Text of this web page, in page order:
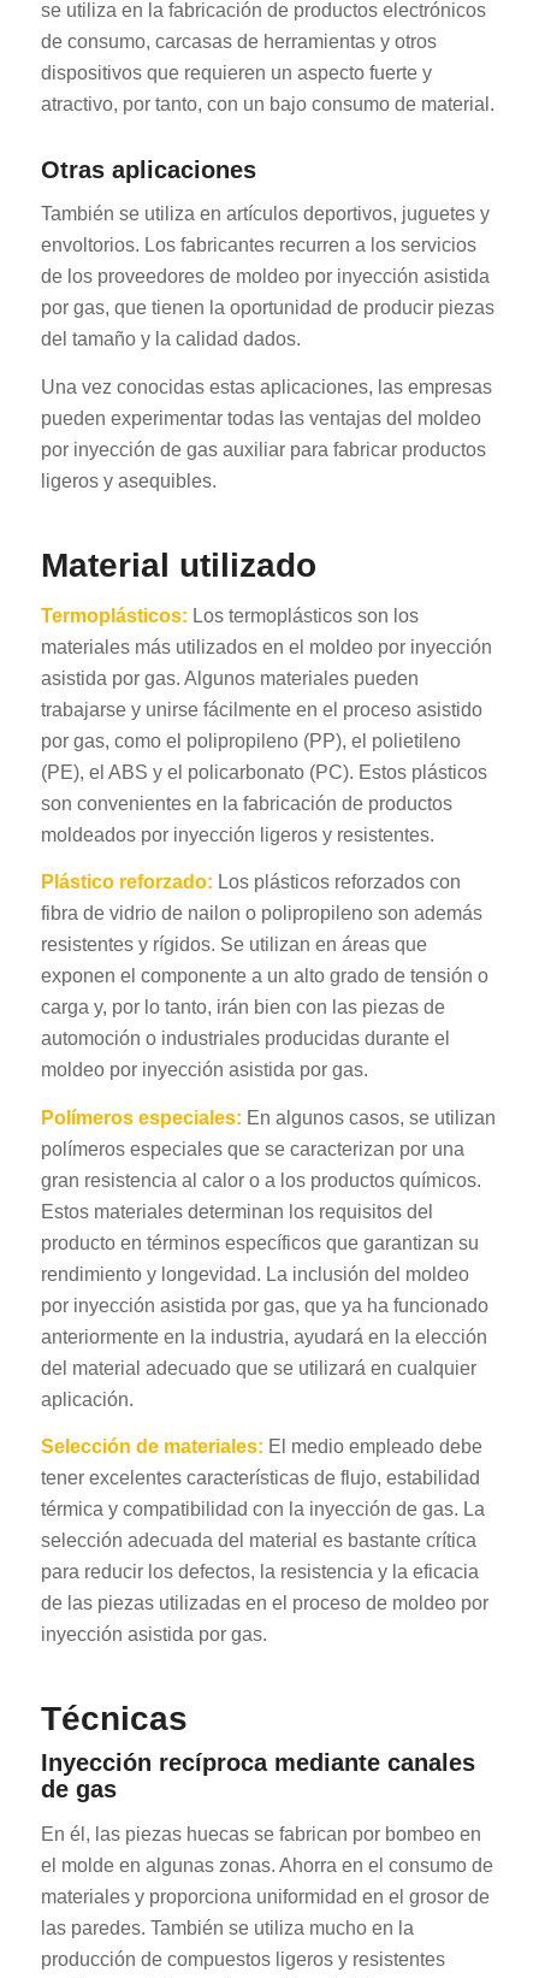
se utiliza en la fabricación de productos electrónicos
de consumo, carcasas de herramientas y otros
dispositivos que requieren un aspecto fuerte y
atractivo, por tanto, con un bajo consumo de material.
Otras aplicaciones
También se utiliza en artículos deportivos, juguetes y
envoltorios. Los fabricantes recurren a los servicios
de los proveedores de moldeo por inyección asistida
por gas, que tienen la oportunidad de producir piezas
del tamaño y la calidad dados.
Una vez conocidas estas aplicaciones, las empresas
pueden experimentar todas las ventajas del moldeo
por inyección de gas auxiliar para fabricar productos
ligeros y asequibles.
Material utilizado
Termoplásticos: Los termoplásticos son los
materiales más utilizados en el moldeo por inyección
asistida por gas. Algunos materiales pueden
trabajarse y unirse fácilmente en el proceso asistido
por gas, como el polipropileno (PP), el polietileno
(PE), el ABS y el policarbonato (PC). Estos plásticos
son convenientes en la fabricación de productos
moldeados por inyección ligeros y resistentes.
Plástico reforzado: Los plásticos reforzados con
fibra de vidrio de nailon o polipropileno son además
resistentes y rígidos. Se utilizan en áreas que
exponen el componente a un alto grado de tensión o
carga y, por lo tanto, irán bien con las piezas de
automoción o industriales producidas durante el
moldeo por inyección asistida por gas.
Polímeros especiales: En algunos casos, se utilizan
polímeros especiales que se caracterizan por una
gran resistencia al calor o a los productos químicos.
Estos materiales determinan los requisitos del
producto en términos específicos que garantizan su
rendimiento y longevidad. La inclusión del moldeo
por inyección asistida por gas, que ya ha funcionado
anteriormente en la industria, ayudará en la elección
del material adecuado que se utilizará en cualquier
aplicación.
Selección de materiales: El medio empleado debe
tener excelentes características de flujo, estabilidad
térmica y compatibilidad con la inyección de gas. La
selección adecuada del material es bastante crítica
para reducir los defectos, la resistencia y la eficacia
de las piezas utilizadas en el proceso de moldeo por
inyección asistida por gas.
Técnicas
Inyección recíproca mediante canales
de gas
En él, las piezas huecas se fabrican por bombeo en
el molde en algunas zonas. Ahorra en el consumo de
materiales y proporciona uniformidad en el grosor de
las paredes. También se utiliza mucho en la
producción de compuestos ligeros y resistentes